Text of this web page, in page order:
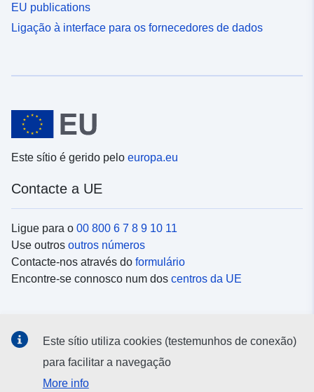
EU publications
Ligação à interface para os fornecedores de dados
Este sítio é gerido pelo europa.eu
Contacte a UE
Ligue para o 00 800 6 7 8 9 10 11
Use outros outros números
Contacte-nos através do formulário
Encontre-se connosco num dos centros da UE
Procure as contas da UE nasredes sociais
Este sítio utiliza cookies (testemunhos de conexão)
para facilitar a navegação
More info